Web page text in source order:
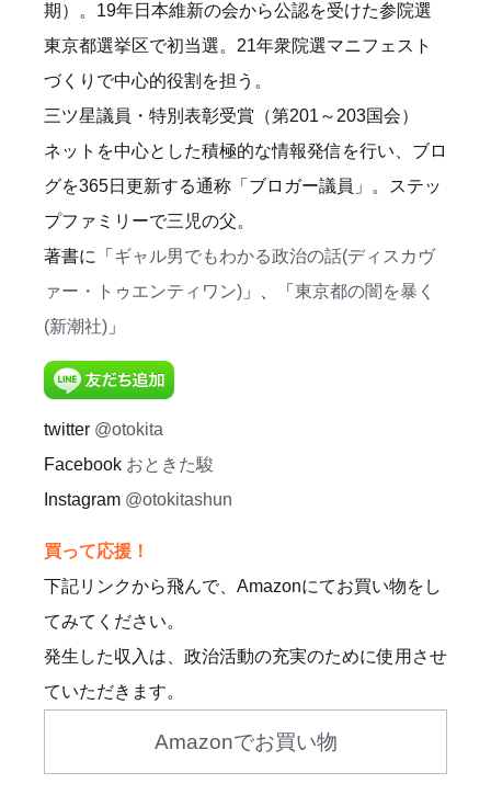
期）。19年日本維新の会から公認を受けた参院選
東京都選挙区で初当選。21年衆院選マニフェスト
づくりで中心的役割を担う。
三ツ星議員・特別表彰受賞（第201～203国会）
ネットを中心とした積極的な情報発信を行い、ブロ
グを365日更新する通称「ブロガー議員」。ステッ
プファミリーで三児の父。
著書に「 ギャル男でもわかる政治の話(ディスカヴ
ァー・トゥエンティワン) 」、「 東京都の闇を暴く
(新潮社) 」
twitter @otokita
Facebook おときた駿
Instagram @otokitashun
買って応援！
下記リンクから飛んで、Amazonにてお買い物をし
てみてください。
発生した収入は、政治活動の充実のために使用させ
ていただきます。
Amazonでお買い物